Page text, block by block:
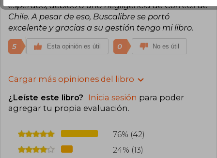
esperado, debido a una negligencia de Correos de
Chile. A pesar de eso, Buscalibre se portó
excelente y gracias a su gestión tengo mi libro.
5 Esta opinión es útil 0 No es útil
Cargar más opiniones del libro
¿Leíste este libro? Inicia sesión para poder
agregar tu propia evaluación.
76% (42)
24% (13)